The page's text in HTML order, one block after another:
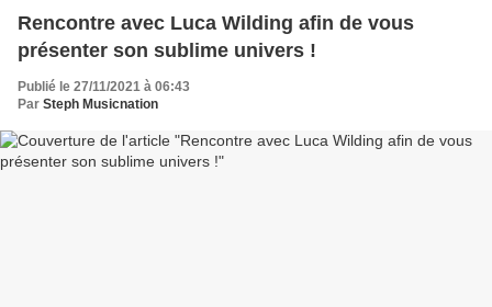
Rencontre avec Luca Wilding afin de vous
présenter son sublime univers !
Publié le 27/11/2021 à 06:43
Par Steph Musicnation